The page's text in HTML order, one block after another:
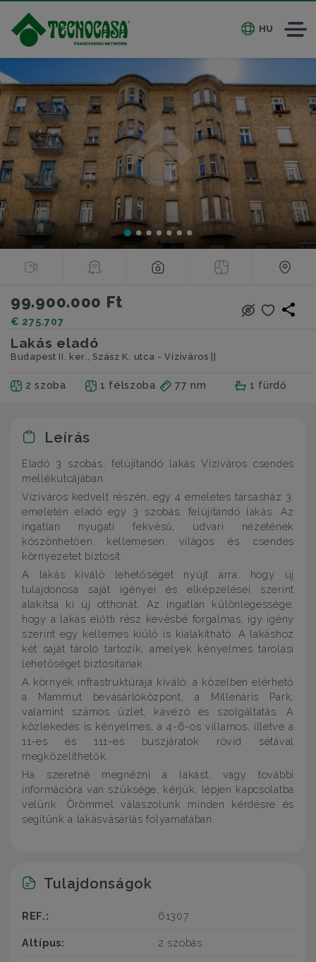
HU
99.900.000 Ft
€ 275.707
Lakás eladó
Budapest II. ker., Szász K. utca - Víziváros ||
2 szoba 1 félszoba 77 nm 1 fürdő
Leírás
Eladó 3 szobás, felújítandó lakás Víziváros csendes
mellékutcájában
Víziváros kedvelt részén, egy 4 emeletes társasház 3.
emeletén eladó egy 3 szobás, felújítandó lakás. Az
ingatlan nyugati fekvésű, udvari nézetének
köszönhetően kellemesen világos és csendes
környezetet biztosít.
A lakás kiváló lehetőséget nyújt arra, hogy új
tulajdonosa saját igényei és elképzelései szerint
alakítsa ki új otthonát. Az ingatlan különlegessége,
hogy a lakás előtti rész kevésbé forgalmas, így igény
szerint egy kellemes kiülő is kialakítható. A lakáshoz
két saját tároló tartozik, amelyek kényelmes tárolási
lehetőséget biztosítanak.
A környék infrastruktúrája kiváló: a közelben elérhető
a Mammut bevásárlóközpont, a Millenáris Park,
valamint számos üzlet, kávézó és szolgáltatás. A
közlekedés is kényelmes, a 4-6-os villamos, illetve a
11-es és 111-es buszjáratok rövid sétával
megközelíthetők.
Ha szeretné megnézni a lakást, vagy további
információra van szüksége, kérjük, lépjen kapcsolatba
velünk. Örömmel válaszolunk minden kérdésre és
segítünk a lakásvásárlás folyamatában.
Tulajdonságok
REF.: 61307
Altípus: 2 szobás